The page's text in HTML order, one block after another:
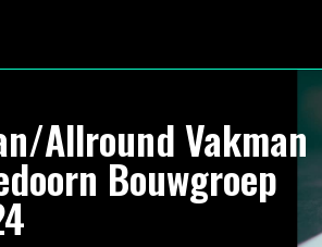
Allround Vakman
Bouwgroep